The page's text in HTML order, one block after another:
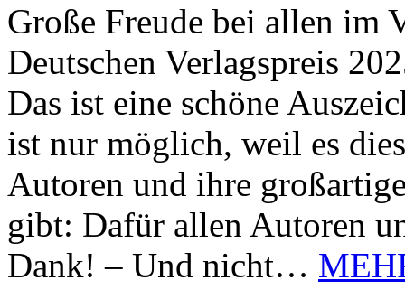
Große Freude bei allen im
Deutschen Verlagspreis
Das ist eine schöne
ist nur möglich, weil es
Autoren und ihre
gibt: Dafür allen Autoren
Dank! – Und nicht…